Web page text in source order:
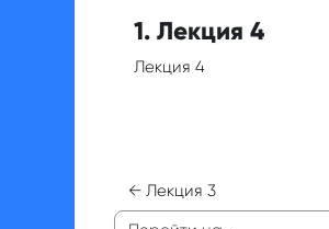
1. Лекция 4
Лекция 4
← Лекция 3